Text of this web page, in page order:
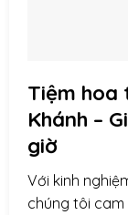
Tiệm hoa
Khánh –
giờ
Với kinh
chúng tôi